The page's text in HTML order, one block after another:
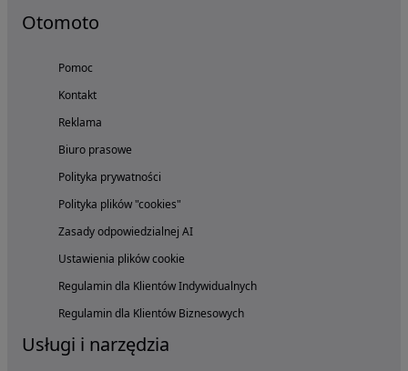
Otomoto
Pomoc
Kontakt
Reklama
Biuro prasowe
Polityka prywatności
Polityka plików "cookies"
Zasady odpowiedzialnej AI
Ustawienia plików cookie
Regulamin dla Klientów Indywidualnych
Regulamin dla Klientów Biznesowych
Usługi i narzędzia